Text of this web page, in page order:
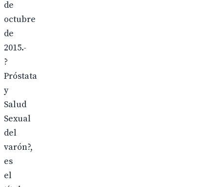
de
octubre
de
2015.-
?
Próstata
y
Salud
Sexual
del
varón?,
es
el